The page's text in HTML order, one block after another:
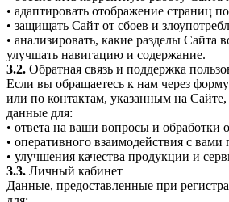
• адаптировать отображение страниц
• защищать Сайт от сбоев и
• анализировать, какие разделы Сайта
улучшать навигацию и содержание.
3.2. Обратная связь и поддержка
Если вы обращаетесь к нам через
или по контактам, указанным на
данные для:
• ответа на ваши вопросы и обработки
• оперативного взаимодействия с вами
• улучшения качества продукции и
3.3. Личный кабинет
Данные, предоставленные при